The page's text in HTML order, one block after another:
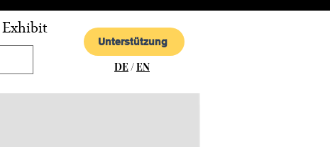
Exhibit
DE/EN
Unterstützung